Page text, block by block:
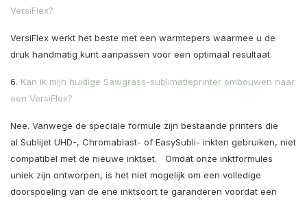
VersiFlex?
VersiFlex werkt het beste met een warmtepers waarmee u de
druk handmatig kunt aanpassen voor een optimaal resultaat.
6. Kan ik mijn huidige Sawgrass-sublimatieprinter ombouwen naar
een VersiFlex?
Nee. Vanwege de speciale formule zijn bestaande printers die
al Sublijet UHD-, Chromablast- of EasySubli- inkten gebruiken, niet
compatibel met de nieuwe inktset.
Omdat onze inktformules
uniek zijn ontworpen, is het niet mogelijk om een ​​volledige
doorspoeling van de ene inktsoort te garanderen voordat een